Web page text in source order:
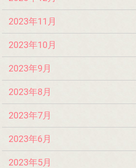
2023年11月
2023年10月
2023年9月
2023年8月
2023年7月
2023年6月
2023年5月